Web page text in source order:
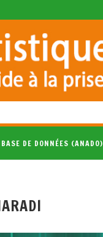
BASE DE DONNÉES (ANADO)